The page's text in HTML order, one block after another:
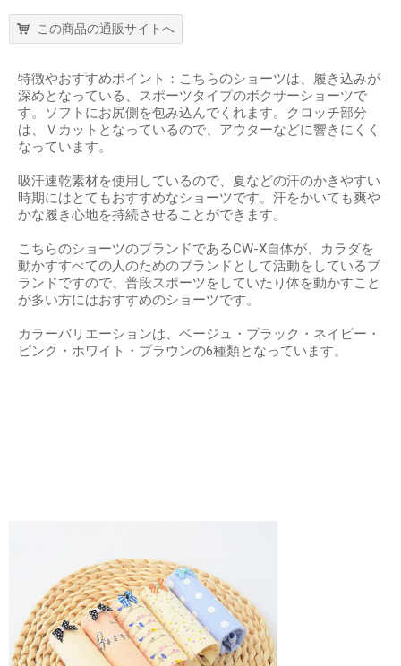
この商品の通販サイトへ
特徴やおすすめポイント：こちらのショーツは、履き込みが
深めとなっている、スポーツタイプのボクサーショーツで
す。ソフトにお尻側を包み込んでくれます。クロッチ部分
は、Ｖカットとなっているので、アウターなどに響きにくく
なっています。
吸汗速乾素材を使用しているので、夏などの汗のかきやすい
時期にはとてもおすすめなショーツです。汗をかいても爽や
かな履き心地を持続させることができます。
こちらのショーツのブランドであるCW-X自体が、カラダを
動かすすべての人のためのブランドとして活動をしているブ
ランドですので、普段スポーツをしていたり体を動かすこと
が多い方にはおすすめのショーツです。
カラーバリエーションは、ベージュ・ブラック・ネイビー・
ピンク・ホワイト・ブラウンの6種類となっています。